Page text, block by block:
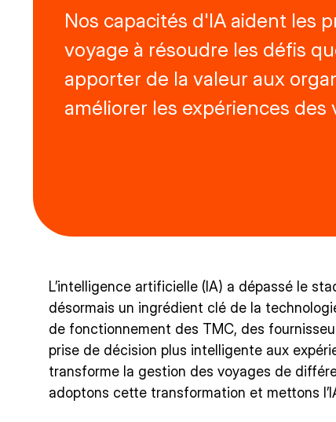
Nos capacités d'IA aident les
voyage à résoudre les défis
apporter de la valeur aux
améliorer les expériences des
L’intelligence artificielle (IA) a dépassé le
désormais un ingrédient clé de la
de fonctionnement des TMC, des
prise de décision plus intelligente aux
transforme la gestion des voyages de
adoptons cette transformation et mettons